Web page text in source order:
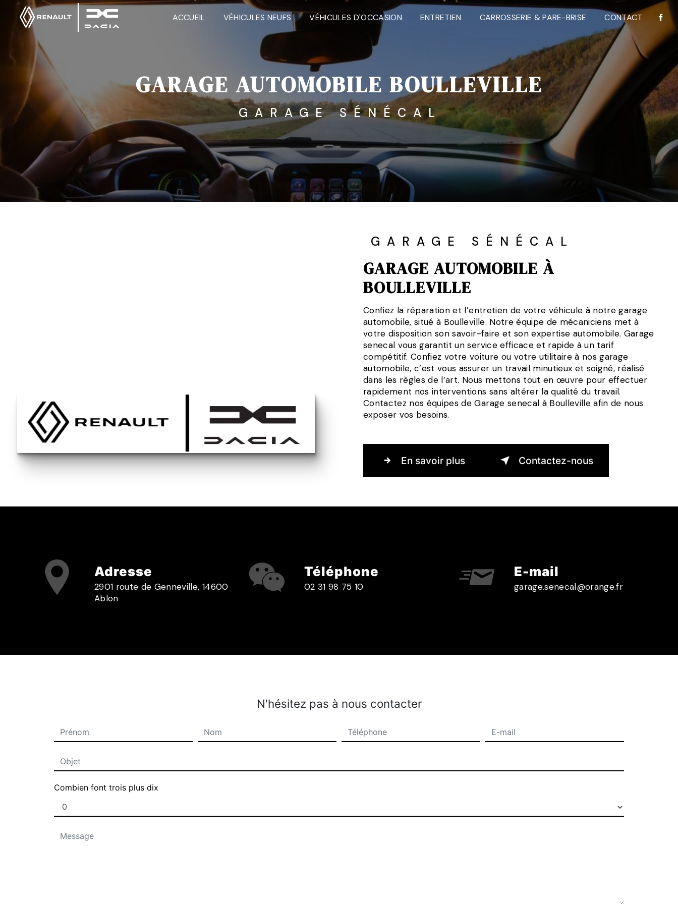
ACCUEIL VÉHICULES NEUFS VÉHICULES D'OCCASION ENTRETIEN CARROSSERIE & PARE-BRISE CONTACT
GARAGE AUTOMOBILE BOULLEVILLE
GARAGE SÉNÉCAL
GARAGE SÉNÉCAL
GARAGE AUTOMOBILE À
BOULLEVILLE
Confiez la réparation et l’entretien de votre véhicule à notre garage
automobile, situé à Boulleville. Notre équipe de mécaniciens met à
votre disposition son savoir-faire et son expertise automobile. Garage
senecal vous garantit un service efficace et rapide à un tarif
compétitif. Confiez votre voiture ou votre utilitaire à nos garage
automobile, c’est vous assurer un travail minutieux et soigné, réalisé
dans les règles de l’art. Nous mettons tout en œuvre pour effectuer
rapidement nos interventions sans altérer la qualité du travail.
Contactez nos équipes de Garage senecal à Boulleville afin de nous
exposer vos besoins.
En savoir plus Contactez-nous
Adresse
2901 route de Genneville, 14600
Ablon
Téléphone
02 31 98 75 10
E-mail
garage.senecal@orange.fr
N'hésitez pas à nous contacter
Combien font trois plus dix
Panneau de gestion des cookies